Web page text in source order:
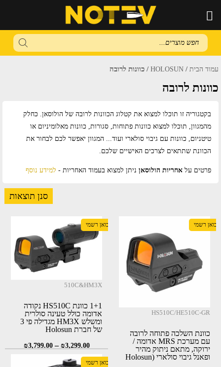
Products
search
עמוד הבית /
HOLOSUN / כוונות לרובה
כוונות לרובה
בקטגוריה זו תוכלו למצוא את קטלוג הכוונות לרובה של הולוסאן. כחלק
מהמגוון, תוכלו למצוא כוונות פתוחות, סגורות, כוונות מאלומיניום או
טיטניום, כוונות עם גיבוי סולארי ועוד... המגוון יאפשר לכם לבחור את
הכוונת שתתאים לצרכים האישיים שלכם.
פרטים על אחריות הולוסאן ניתן למצוא בעמוד האחריות - למידע נוסף
סנן תוצאות
יבואן רשמי
HS510C/HE510C-GR
כוונת השלכה פתוחה לרובה
עם מערכת MRS אדומה /
ירוקה, מתאם ניתוק מהיר
ופאנל גיבוי סולארי (Holosun
יבואן רשמי
510C&HM3X
1+1 כוונת HS510C נקודה
אדומה כולל טעינה סולרית
ומשלש HM3X מגדילה פי 3
של חברת Holosun
₪3,299.00
–
₪3,799.00
יבואן רשמי